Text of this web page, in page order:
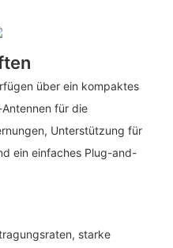
über ein kompaktes
für die
Unterstützung für
ein einfaches Plug-and-
starke